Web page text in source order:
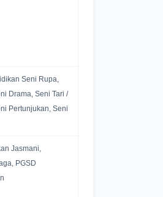
Seni Rupa,
Drama, Seni Tari /
Pertunjukan, Seni
Jasmani,
PGSD